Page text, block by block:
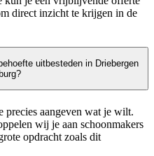
direct inzicht te krijgen in de
uitbesteden in Driebergen
precies aangeven wat je wilt.
wij je aan schoonmakers
opdracht zoals dit